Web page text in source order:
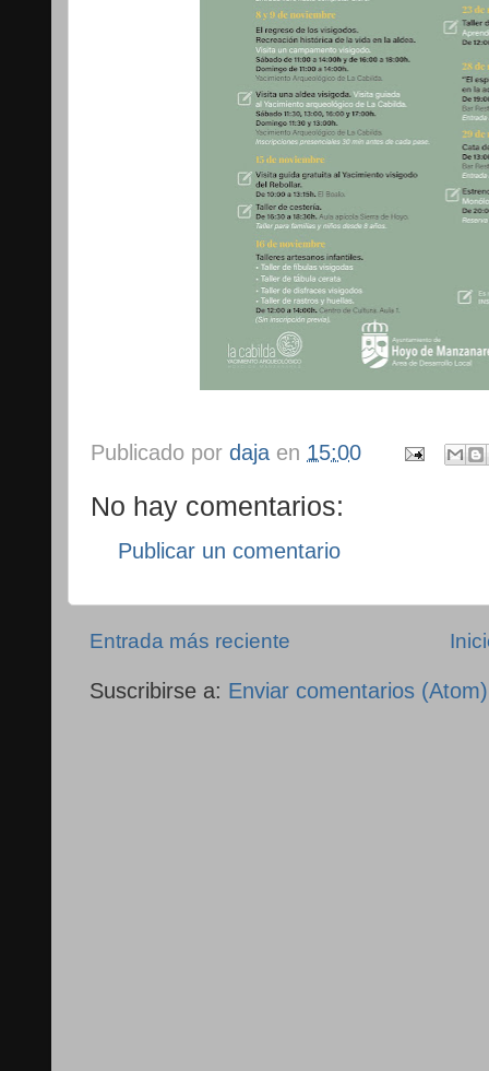
Publicado por daja en 15:00
No hay comentarios:
Publicar un comentario
Entrada más reciente
Suscribirse a: Enviar comentarios (Atom)